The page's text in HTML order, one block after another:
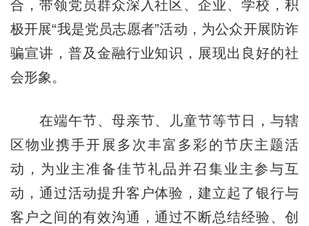
合，带领党员群众深入社区、企业、学校，积
极开展“我是党员志愿者”活动，为公众开展防诈
骗宣讲，普及金融行业知识，展现出良好的社
会形象。
在端午节、母亲节、儿童节等节日，与辖
区物业携手开展多次丰富多彩的节庆主题活
动，为业主准备佳节礼品并召集业主参与互
动，通过活动提升客户体验，建立起了银行与
客户之间的有效沟通，通过不断总结经验、创